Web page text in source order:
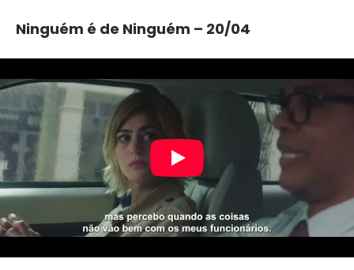
Ninguém é de Ninguém – 20/04